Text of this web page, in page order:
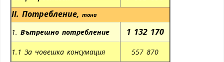
II. Потребление, тона
1. Вътрешно потребление 1 132 170
1.1 За човешка консумация 557 870